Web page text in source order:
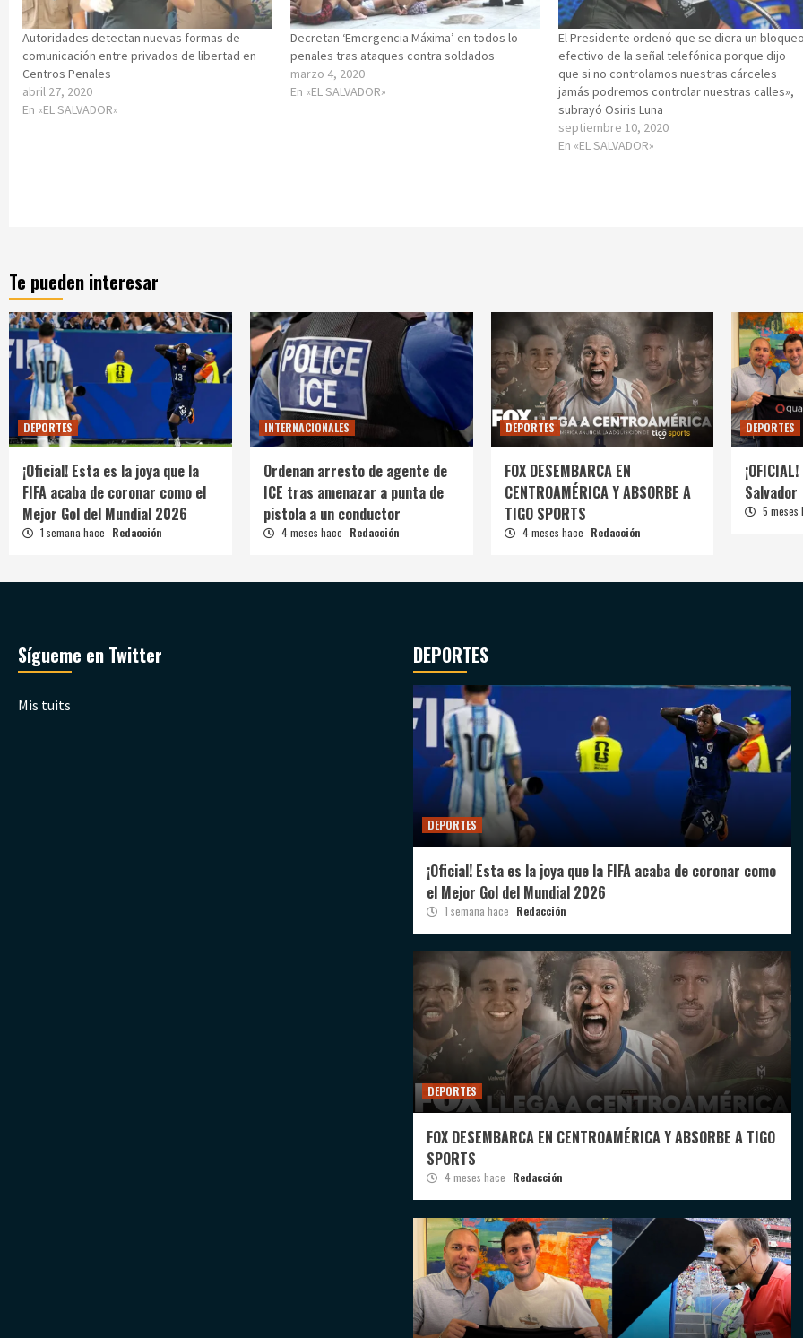
Autoridades detectan nuevas formas de
comunicación entre privados de libertad en
Centros Penales
abril 27, 2020
En «EL SALVADOR»
Decretan ‘Emergencia Máxima’ en todos lo
penales tras ataques contra soldados
marzo 4, 2020
En «EL SALVADOR»
El Presidente ordenó que se diera un
efectivo de la señal telefónica porque dijo
que si no controlamos nuestras cárceles
jamás podremos controlar nuestras calles»,
subrayó Osiris Luna
septiembre 10, 2020
En «EL SALVADOR»
Te pueden interesar
DEPORTES
¡Oficial! Esta es la joya que la
FIFA acaba de coronar como el
Mejor Gol del Mundial 2026
1 semana hace Redacción
INTERNACIONALES
Ordenan arresto de agente de
ICE tras amenazar a punta de
pistola a un conductor
4 meses hace Redacción
DEPORTES
FOX DESEMBARCA EN
CENTROAMÉRICA Y ABSORBE A
TIGO SPORTS
4 meses hace Redacción
DEPORTES
Salvador
5
Sígueme en Twitter
Mis tuits
DEPORTES
DEPORTES
¡Oficial! Esta es la joya que la FIFA acaba de coronar como
el Mejor Gol del Mundial 2026
1 semana hace Redacción
DEPORTES
FOX DESEMBARCA EN CENTROAMÉRICA Y ABSORBE A TIGO
SPORTS
4 meses hace Redacción